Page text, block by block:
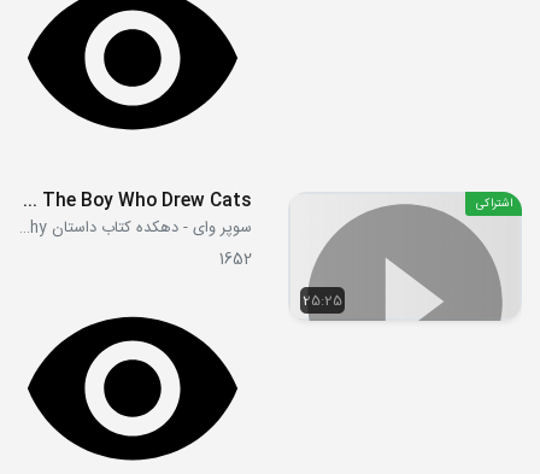
25:25
اشتراکی S01E44 - The Boy Who Drew Cats
سوپر وای - دهکده کتاب داستان Super Why
1652